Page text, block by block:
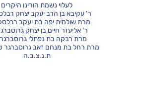
לעלוי נשמת הורינו היקרים
ר' עקיבא בן הרב יעקב יצחק
מרת שולמית יפה בת יעקב
ר' אליעזר חיים בן יצחק
מרת רבקה בת נפתלי
מרת רחל בת מנחם זאב גרוסברגר
ת.נ.צ.ב.ה